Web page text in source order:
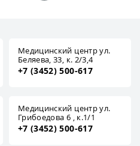
Медицинский центр ул.
Беляева, 33, к. 2/3,4
+7 (3452) 500-617
Медицинский центр ул.
Грибоедова 6 , к.1/1
+7 (3452) 500-617